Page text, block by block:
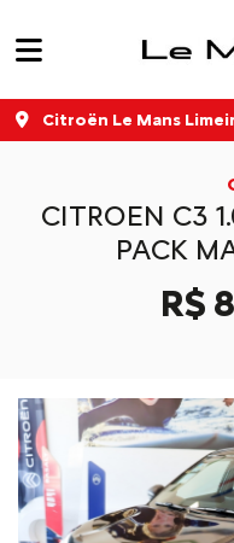
Citroën Le Mans
CITROEN C3
PACK
R$